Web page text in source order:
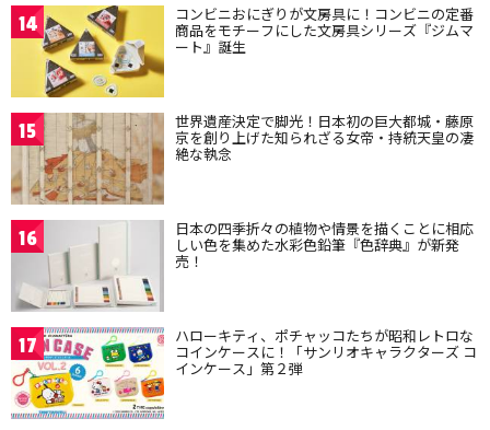
14 コンビニおにぎりが文房具に！コンビニの定番
商品をモチーフにした文房具シリーズ『ジムマ
ート』誕生
15 世界遺産決定で脚光！日本初の巨大都城・藤原
京を創り上げた知られざる女帝・持統天皇の凄
絶な執念
16 日本の四季折々の植物や情景を描くことに相応
しい色を集めた水彩色鉛筆『色辞典』が新発
売！
17 ハローキティ、ポチャッコたちが昭和レトロな
コインケースに！「サンリオキャラクターズ コ
インケース」第２弾